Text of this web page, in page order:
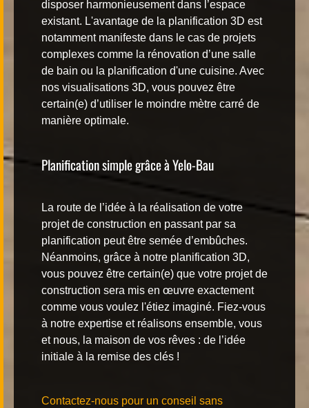
disposer harmonieusement dans l’espace
existant. L'avantage de la planification 3D est
notamment manifeste dans le cas de projets
complexes comme la rénovation d’une salle
de bain ou la planification d'une cuisine. Avec
nos visualisations 3D, vous pouvez être
certain(e) d’utiliser le moindre mètre carré de
manière optimale.
Planification simple grâce à Yelo-Bau
La route de l’idée à la réalisation de votre
projet de construction en passant par sa
planification peut être semée d’embûches.
Néanmoins, grâce à notre planification 3D,
vous pouvez être certain(e) que votre projet de
construction sera mis en œuvre exactement
comme vous voulez l'étiez imaginé. Fiez-vous
à notre expertise et réalisons ensemble, vous
et nous, la maison de vos rêves : de l’idée
initiale à la remise des clés !
Contactez-nous pour un conseil sans